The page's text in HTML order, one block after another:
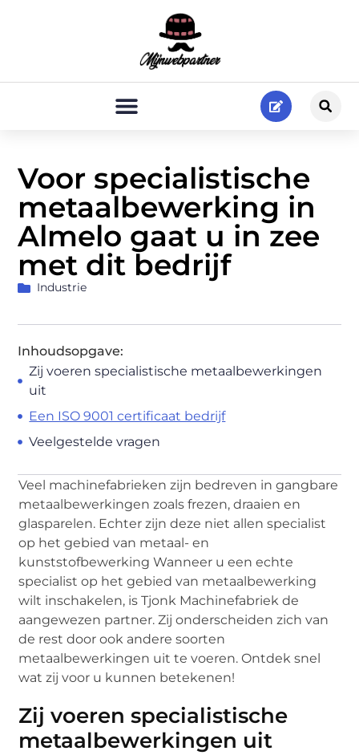
Voor specialistische
metaalbewerking in
Almelo gaat u in zee
met dit bedrijf
Industrie
Inhoudsopgave:
Zij voeren specialistische metaalbewerkingen
uit
Een ISO 9001 certificaat bedrijf
Veelgestelde vragen
Veel machinefabrieken zijn bedreven in gangbare
metaalbewerkingen zoals frezen, draaien en
glasparelen. Echter zijn deze niet allen specialist
op het gebied van metaal- en
kunststofbewerking Wanneer u een echte
specialist op het gebied van metaalbewerking
wilt inschakelen, is Tjonk Machinefabriek de
aangewezen partner. Zij onderscheiden zich van
de rest door ook andere soorten
metaalbewerkingen uit te voeren. Ontdek snel
wat zij voor u kunnen betekenen!
Zij voeren specialistische
metaalbewerkingen uit